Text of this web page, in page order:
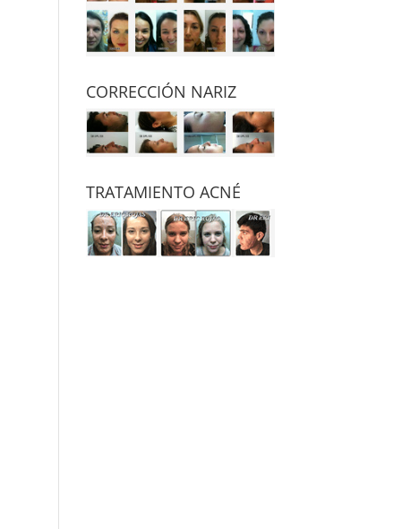
CORRECCIÓN NARIZ
TRATAMIENTO ACNÉ